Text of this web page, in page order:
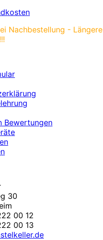
Nachbestellung - Längere
Bewertungen
30
00 12
00 13